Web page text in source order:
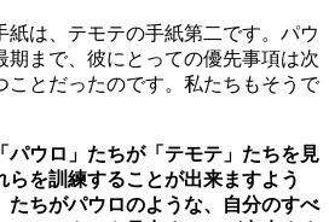
紙は、テモテの手紙第二です。パウ
期まで、彼にとっての優先事項は次
ことだったのです。私たちもそうで
パウロ」たちが「テモテ」たちを見
を訓練することが出来ますよう
たちがパウロのような、自分のすべ